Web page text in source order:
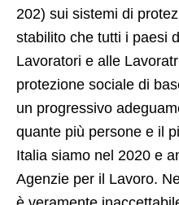
202) sui sistemi di
stabilito che tutti i paesi
Lavoratori e alle
protezione sociale di
un progressivo
quante più persone e il
Italia siamo nel 2020 e
Agenzie per il Lavoro.